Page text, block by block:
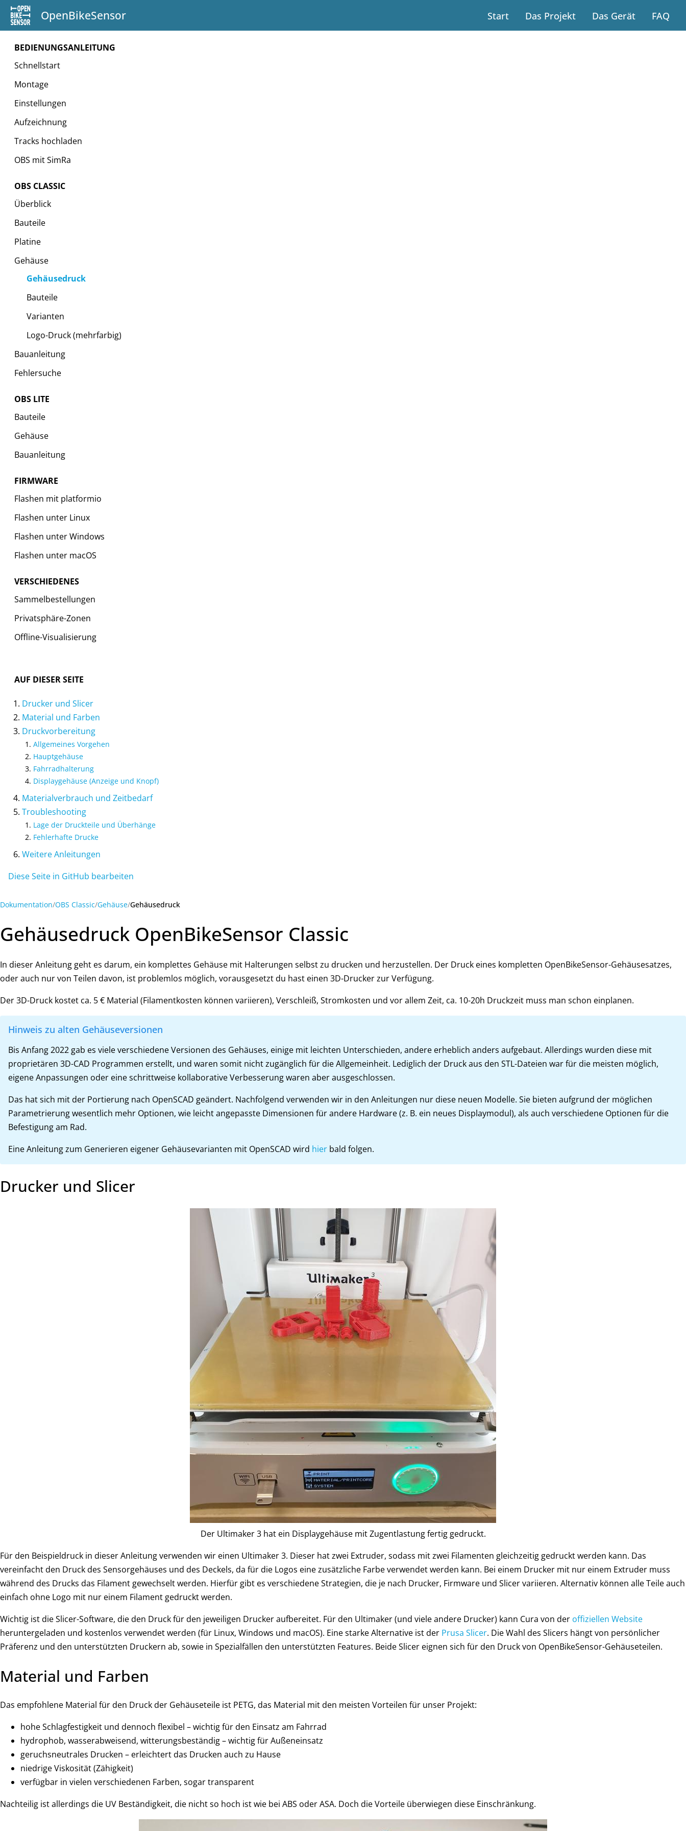
OpenBikeSensor Start Das Projekt Das Gerät FAQ
BEDIENUNGSANLEITUNG
Schnellstart
Montage
Einstellungen
Aufzeichnung
Tracks hochladen
OBS mit SimRa
OBS CLASSIC
Überblick
Bauteile
Platine
Gehäuse
Gehäusedruck
Bauteile
Varianten
Logo-Druck (mehrfarbig)
Bauanleitung
Fehlersuche
OBS LITE
Bauteile
Gehäuse
Bauanleitung
FIRMWARE
Flashen mit platformio
Flashen unter Linux
Flashen unter Windows
Flashen unter macOS
VERSCHIEDENES
Sammelbestellungen
Privatsphäre-Zonen
Offline-Visualisierung
AUF DIESER SEITE
Drucker und Slicer
Material und Farben
Druckvorbereitung
Allgemeines Vorgehen
Hauptgehäuse
Fahrradhalterung
Displaygehäuse (Anzeige und Knopf)
Materialverbrauch und Zeitbedarf
Troubleshooting
Lage der Druckteile und Überhänge
Fehlerhafte Drucke
Weitere Anleitungen
Diese Seite in GitHub bearbeiten
Dokumentation OBS Classic Gehäuse Gehäusedruck
Gehäusedruck OpenBikeSensor Classic
In dieser Anleitung geht es darum, ein komplettes Gehäuse mit Halterungen selbst zu drucken und herzustellen. Der Druck eines kompletten OpenBikeSensor-Gehäusesatzes,
oder auch nur von Teilen davon, ist problemlos möglich, vorausgesetzt du hast einen 3D-Drucker zur Verfügung.
Der 3D-Druck kostet ca. 5 € Material (Filamentkosten können variieren), Verschleiß, Stromkosten und vor allem Zeit, ca. 10-20h Druckzeit muss man schon einplanen.
Hinweis zu alten Gehäuseversionen
Bis Anfang 2022 gab es viele verschiedene Versionen des Gehäuses, einige mit leichten Unterschieden, andere erheblich anders aufgebaut. Allerdings wurden diese mit
proprietären 3D-CAD Programmen erstellt, und waren somit nicht zugänglich für die Allgemeinheit. Lediglich der Druck aus den STL-Dateien war für die meisten möglich,
eigene Anpassungen oder eine schrittweise kollaborative Verbesserung waren aber ausgeschlossen.
Das hat sich mit der Portierung nach OpenSCAD geändert. Nachfolgend verwenden wir in den Anleitungen nur diese neuen Modelle. Sie bieten aufgrund der möglichen
Parametrierung wesentlich mehr Optionen, wie leicht angepasste Dimensionen für andere Hardware (z. B. ein neues Displaymodul), als auch verschiedene Optionen für die
Befestigung am Rad.
Eine Anleitung zum Generieren eigener Gehäusevarianten mit OpenSCAD wird hier bald folgen.
Drucker und Slicer
Der Ultimaker 3 hat ein Displaygehäuse mit Zugentlastung fertig gedruckt.
Für den Beispieldruck in dieser Anleitung verwenden wir einen Ultimaker 3. Dieser hat zwei Extruder, sodass mit zwei Filamenten gleichzeitig gedruckt werden kann. Das
vereinfacht den Druck des Sensorgehäuses und des Deckels, da für die Logos eine zusätzliche Farbe verwendet werden kann. Bei einem Drucker mit nur einem Extruder muss
während des Drucks das Filament gewechselt werden. Hierfür gibt es verschiedene Strategien, die je nach Drucker, Firmware und Slicer variieren. Alternativ können alle Teile auch
einfach ohne Logo mit nur einem Filament gedruckt werden.
Wichtig ist die Slicer-Software, die den Druck für den jeweiligen Drucker aufbereitet. Für den Ultimaker (und viele andere Drucker) kann Cura von der offiziellen Website
heruntergeladen und kostenlos verwendet werden (für Linux, Windows und macOS). Eine starke Alternative ist der Prusa Slicer. Die Wahl des Slicers hängt von persönlicher
Präferenz und den unterstützten Druckern ab, sowie in Spezialfällen den unterstützten Features. Beide Slicer eignen sich für den Druck von OpenBikeSensor-Gehäuseteilen.
Material und Farben
Das empfohlene Material für den Druck der Gehäuseteile ist PETG, das Material mit den meisten Vorteilen für unser Projekt:
hohe Schlagfestigkeit und dennoch flexibel – wichtig für den Einsatz am Fahrrad
hydrophob, wasserabweisend, witterungsbeständig – wichtig für Außeneinsatz
geruchsneutrales Drucken – erleichtert das Drucken auch zu Hause
niedrige Viskosität (Zähigkeit)
verfügbar in vielen verschiedenen Farben, sogar transparent
Nachteilig ist allerdings die UV Beständigkeit, die nicht so hoch ist wie bei ABS oder ASA. Doch die Vorteile überwiegen diese Einschränkung.